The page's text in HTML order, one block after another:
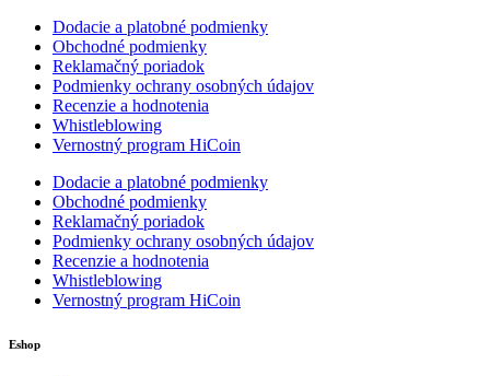
Dodacie a platobné podmienky
Obchodné podmienky
Reklamačný poriadok
Podmienky ochrany osobných údajov
Recenzie a hodnotenia
Whistleblowing
Vernostný program HiCoin
Dodacie a platobné podmienky
Obchodné podmienky
Reklamačný poriadok
Podmienky ochrany osobných údajov
Recenzie a hodnotenia
Whistleblowing
Vernostný program HiCoin
Eshop